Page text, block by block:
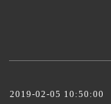
2019-02-05 10:50:00